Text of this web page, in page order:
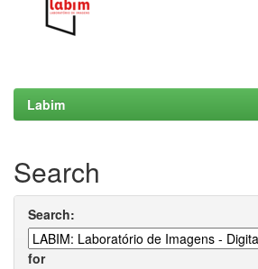
Labim
Search
Search:
for